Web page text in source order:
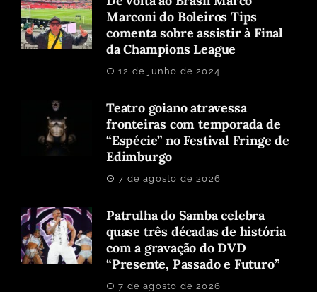
Marconi do Boleiros Tips
comenta sobre assistir à Final
da Champions League
12 de junho de 2024
Teatro goiano atravessa
fronteiras com temporada de
“Espécie” no Festival Fringe de
Edimburgo
7 de agosto de 2026
Patrulha do Samba celebra
quase três décadas de história
com a gravação do DVD
“Presente, Passado e Futuro”
7 de agosto de 2026